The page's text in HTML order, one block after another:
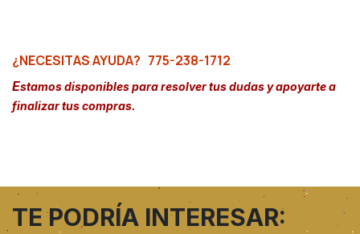
¿NECESITAS AYUDA? 775-238-1712
Estamos disponibles para resolver tus dudas y apoyarte a
finalizar tus compras.
TE PODRÍA INTERESAR: